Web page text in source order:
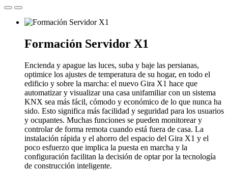
Formación Servidor X1
Encienda y apague las luces, suba y baje las persianas,
optimice los ajustes de temperatura de su hogar, en todo el
edificio y sobre la marcha: el nuevo Gira X1 hace que
automatizar y visualizar una casa unifamiliar con un sistema
KNX sea más fácil, cómodo y económico de lo que nunca ha
sido. Esto significa más facilidad y seguridad para los usuarios
y ocupantes. Muchas funciones se pueden monitorear y
controlar de forma remota cuando está fuera de casa. La
instalación rápida y el ahorro del espacio del Gira X1 y el
poco esfuerzo que implica la puesta en marcha y la
configuración facilitan la decisión de optar por la tecnología
de construcción inteligente.